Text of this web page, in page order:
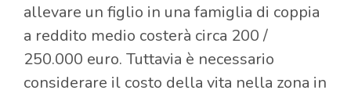
allevare un figlio in una famiglia di coppia
a reddito medio costerà circa 200 /
250.000 euro. Tuttavia è necessario
considerare il costo della vita nella zona in